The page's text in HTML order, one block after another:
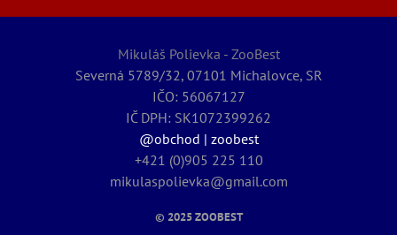
Mikuláš Polievka - ZooBest
Severná 5789/32, 07101 Michalovce, SR
IČO: 56067127
IČ DPH: SK1072399262
@obchod | zoobest
+421 (0)905 225 110
mikulaspolievka@gmail.com
© 2025ZOOBEST